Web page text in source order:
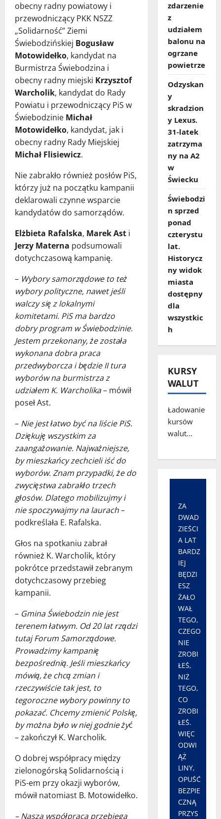
obecny radny powiatowy i
przewodniczący PKK NSZZ
„Solidarność” Ziemi
Świebodzińskiej Bogusław
Motowidełko, kandydat na
Burmistrza Świebodzina i
obecny radny miejski Krzysztof
Warcholik, kandydat do Rady
Powiatu i przewodniczący PiS w
Świebodzinie Michał
Motowidełko, kandydat, jak i
obecny radny Rady Miejskiej
Michał Flisiewicz.
Nie zabrakło również posłów PiS,
którzy już na początku kampanii
deklarowali czynne wsparcie
kandydatów do samorządów.
Elżbieta Rafalska, Marek Ast i
Jerzy Materna podsumowali
dotychczasową kampanię.
– Wybory samorządowe to też
wybory polityczne, nawet jeśli
walczy się z lokalnymi
komitetami. PiS ma bardzo
dobry program w Świebodzinie.
Jestem przekonany, że została
wykonana dobra praca
przedwyborcza i będzie II tura
wyborów na burmistrza z
udziałem K. Warcholika– mówił
poseł Ast.
– Nie jest łatwo być na liście PiS.
Dziękuję wszystkim za
zaangażowanie. Najważniejsze,
by mieszkańcy zechcieli iść do
wyborów. Znam przypadki, że do
zwycięstwa zabrakło trzech
głosów. Dlatego mobilizujmy i
nie spoczywajmy na laurach–
podkreślała E. Rafalska.
Głos na spotkaniu zabrał
również K. Warcholik, który
pokrótce przedstawił zebranym
dotychczasowy przebieg
kampanii.
– Gmina Świebodzin nie jest
terenem łatwym. Od 20 lat rządzi
tutaj Forum Samorządowe.
Prowadzimy kampanię
bezpośrednią. Jeśli mieszkańcy
mówią, że chcą zmian i
rzeczywiście tak jest, to
tegoroczne wybory powinny to
pokazać. Chcemy zmienić Polskę,
by można było w niej godnie żyć
– zakończył K. Warcholik.
O dobrej współpracy między
zielonogórską Solidarnością i
PiS-em przy okazji wyborów,
mówił natomiast B. Motowidełko.
– Nasza współpraca przebiega
zdarzenie
z
udziałem
balonu na
ogrzane
powietrze
Odzyskan
y
skradzion
y Lexus.
31‑latek
zatrzyma
ny na A2
w
Świecku
Świebodzi
n sprzed
ponad
czterystu
lat.
Historycz
ny widok
miasta
dostępny
dla
wszystkic
h
KURSY
WALUT
Ładowanie
kursów
walut...
ZA
DWAD
ZIEŚCI
A LAT
BARDZ
IEJ
BĘDZI
ESZ
ŻAŁO
WAŁ
TEGO,
CZEGO
NIE
ZROBI
ŁEŚ,
NIŻ
TEGO,
CO
ZROBI
ŁEŚ.
WIĘC
ODWI
ĄŻ
LINY,
OPUŚĆ
BEZPIE
CZNĄ
PRZYS